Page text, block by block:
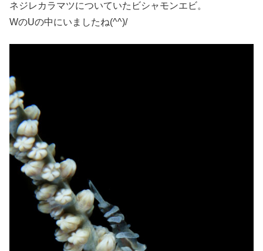
ネジレカラマツについていたビシャモンエビ。
WのUの中にいましたね(^^)/